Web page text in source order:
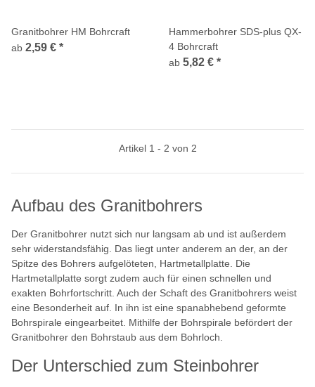
Granitbohrer HM Bohrcraft
ab 2,59 € *
Hammerbohrer SDS-plus QX-
4 Bohrcraft
ab 5,82 € *
Artikel 1 - 2 von 2
Aufbau des Granitbohrers
Der Granitbohrer nutzt sich nur langsam ab und ist außerdem
sehr widerstandsfähig. Das liegt unter anderem an der, an der
Spitze des Bohrers aufgelöteten, Hartmetallplatte. Die
Hartmetallplatte sorgt zudem auch für einen schnellen und
exakten Bohrfortschritt. Auch der Schaft des Granitbohrers weist
eine Besonderheit auf. In ihn ist eine spanabhebend geformte
Bohrspirale eingearbeitet. Mithilfe der Bohrspirale befördert der
Granitbohrer den Bohrstaub aus dem Bohrloch.
Der Unterschied zum Steinbohrer